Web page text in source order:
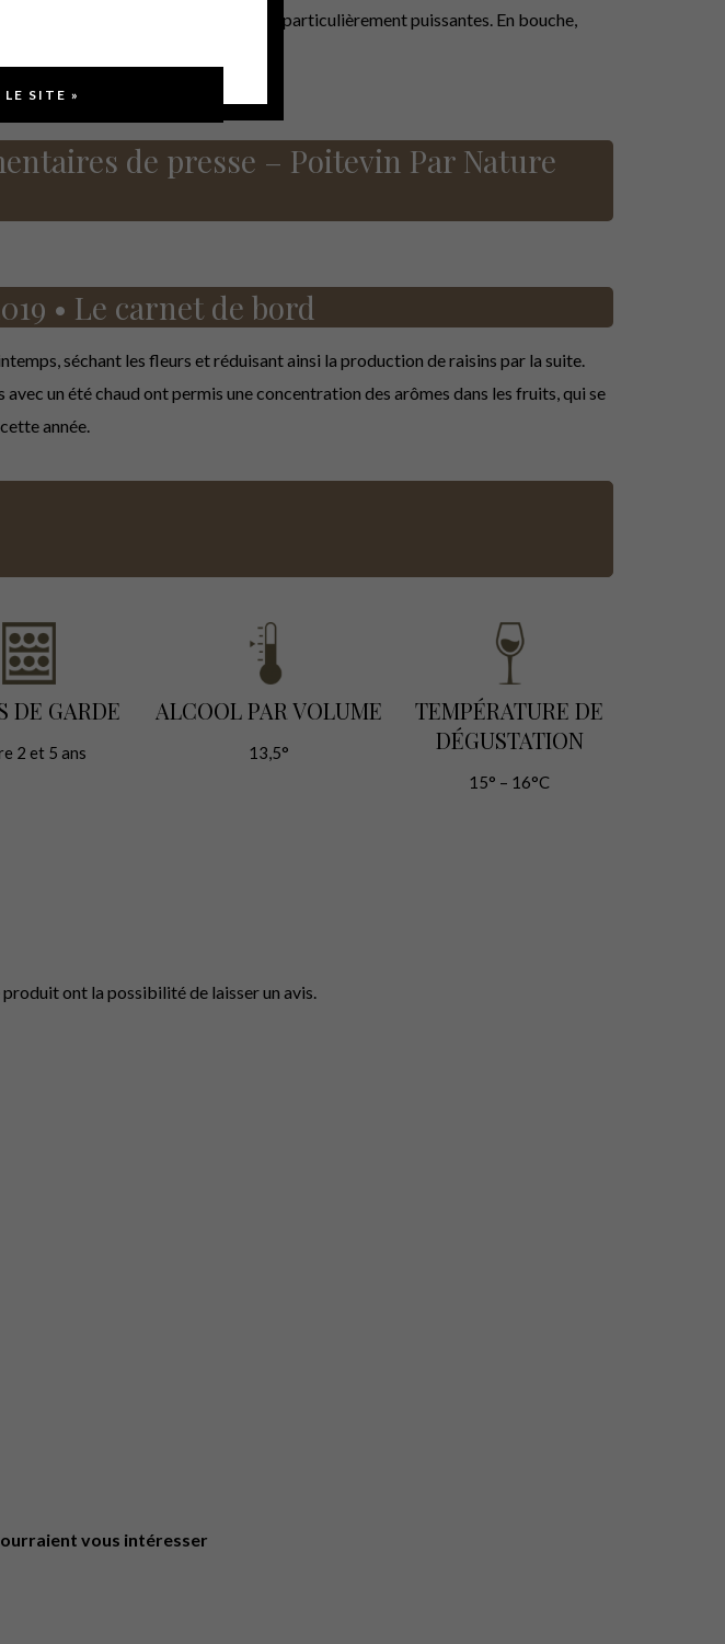
noirs, avec des notes de cassis tout particulièrement puissantes. En bouche,
de presse – Poitevin Par Nature
• Le carnet de bord
séchant les fleurs et réduisant ainsi la production de raisins par la suite.
un été chaud ont permis une concentration des arômes dans les fruits, qui se
année.
DE GARDE
2 et 5 ans
ALCOOL PAR VOLUME
13,5°
TEMPÉRATURE DE
DÉGUSTATION
15° – 16°C
ont la possibilité de laisser un avis.
vous intéresser